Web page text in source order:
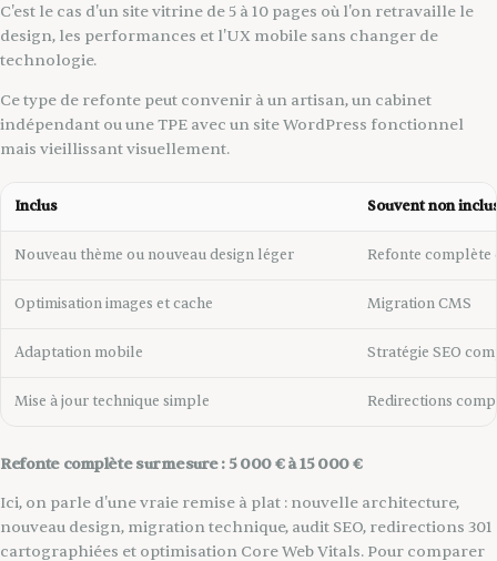
C'est le cas d'un site vitrine de 5 à 10 pages où l'on retravaille le
design, les performances et l'UX mobile sans changer de
technologie.
Ce type de refonte peut convenir à un artisan, un cabinet
indépendant ou une TPE avec un site WordPress fonctionnel
mais vieillissant visuellement.
Inclus Souvent non
Nouveau thème ou nouveau design léger Refonte complète
Optimisation images et cache Migration CMS
Adaptation mobile Stratégie SEO
Mise à jour technique simple Redirections
Refonte complète sur mesure : 5 000 € à 15 000 €
Ici, on parle d'une vraie remise à plat : nouvelle architecture,
nouveau design, migration technique, audit SEO, redirections 301
cartographiées et optimisation Core Web Vitals. Pour comparer